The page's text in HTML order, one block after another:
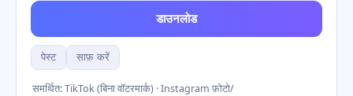
डाउनलोड
पेस्ट साफ़ करें
समर्थित: TikTok (बिना वॉटरमार्क) · Instagram फ़ोटो/